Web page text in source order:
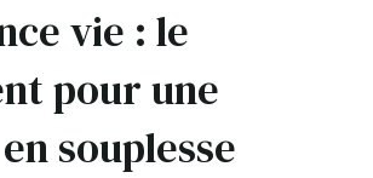
vie : le
pour une
souplesse